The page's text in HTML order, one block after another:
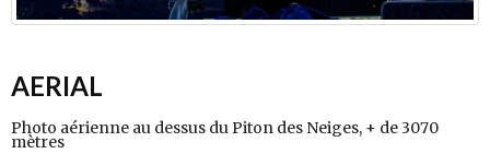
AERIAL
Photo aérienne au dessus du Piton des Neiges, + de 3070
mètres